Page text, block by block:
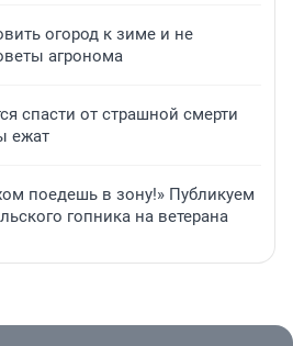
огород к зиме и не
агронома
спасти от страшной смерти
ежат
поедешь в зону!» Публикуем
гопника на ветерана